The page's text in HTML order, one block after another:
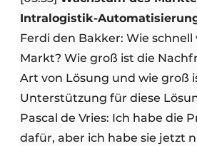
Intralogistik-
Ferdi den Bakker: Wie schnell
Markt? Wie groß ist die
Art von Lösung und wie groß
Unterstützung für diese
Pascal de Vries: Ich habe die
dafür, aber ich habe sie jetzt